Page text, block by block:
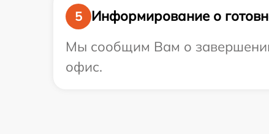
5
Информирование о
Мы сообщим Вам о
офис.